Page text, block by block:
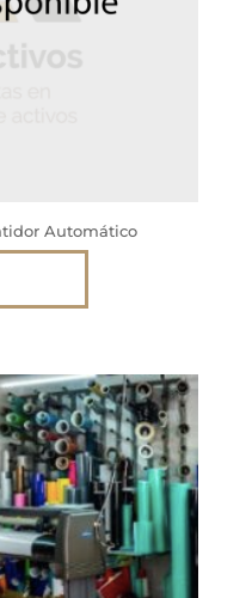
Automático